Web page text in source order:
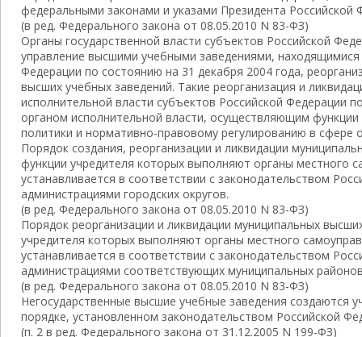
федеральными законами и указами Президента Российской
(в ред. Федерального закона от 08.05.2010 N 83-ФЗ)
Органы государственной власти субъектов Российской
управление высшими учебными заведениями,
Федерации по состоянию на 31 декабря 2004 года,
высших учебных заведений. Такие реорганизация и
исполнительной власти субъектов Российской Федерации
органом исполнительной власти, осуществляющим
политики и нормативно-правовому регулированию в сфере
Порядок создания, реорганизации и ликвидации
функции учредителя которых выполняют органы местного
устанавливается в соответствии с законодательством
администрациями городских округов.
(в ред. Федерального закона от 08.05.2010 N 83-ФЗ)
Порядок реорганизации и ликвидации муниципальных
учредителя которых выполняют органы местного
устанавливается в соответствии с законодательством
администрациями соответствующих муниципальных
(в ред. Федерального закона от 08.05.2010 N 83-ФЗ)
Негосударственные высшие учебные заведения создаются
порядке, установленном законодательством Российской
(п. 2 в ред. Федерального закона от 31.12.2005 N 199-ФЗ)